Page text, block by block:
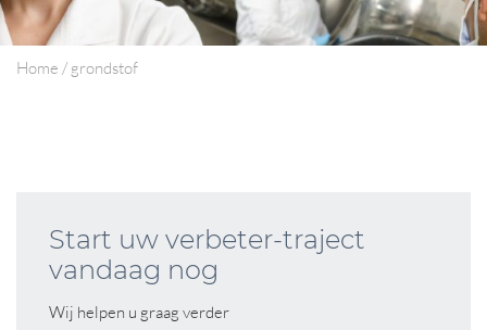
Home / grondstof
Start uw verbeter-traject
vandaag nog
Wij helpen u graag verder